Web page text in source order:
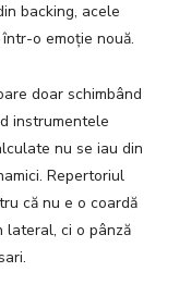
backing, acele
o emoție nouă.
doar schimbând
instrumentele
nu se iau din
Repertoriul
că nu e o coardă
lateral, ci o pânză